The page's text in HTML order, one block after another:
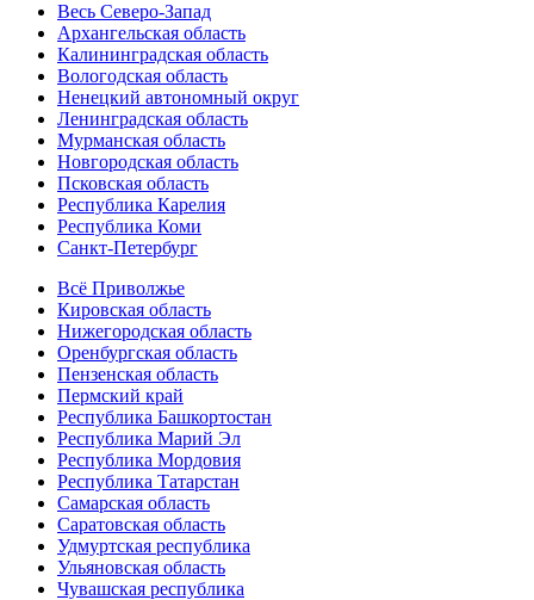
Весь Северо-Запад
Архангельская область
Калининградская область
Вологодская область
Ненецкий автономный округ
Ленинградская область
Мурманская область
Новгородская область
Псковская область
Республика Карелия
Республика Коми
Санкт-Петербург
Всё Приволжье
Кировская область
Нижегородская область
Оренбургская область
Пензенская область
Пермский край
Республика Башкортостан
Республика Марий Эл
Республика Мордовия
Республика Татарстан
Самарская область
Саратовская область
Удмуртская республика
Ульяновская область
Чувашская республика